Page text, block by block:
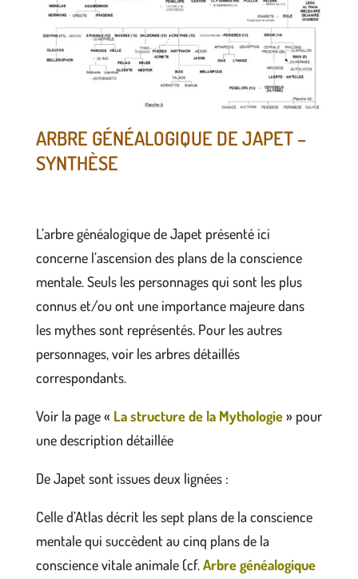
ARBRE GÉNÉALOGIQUE DE JAPET –
SYNTHÈSE
L’arbre généalogique de Japet présenté ici
concerne l’ascension des plans de la conscience
mentale. Seuls les personnages qui sont les plus
connus et/ou ont une importance majeure dans
les mythes sont représentés. Pour les autres
personnages, voir les arbres détaillés
correspondants.
Voir la page « La structure de la Mythologie» pour
une description détaillée
De Japet sont issues deux lignées :
Celle d’Atlas décrit les sept plans de la conscience
mentale qui succèdent au cinq plans de la
conscience vitale animale (cf.Arbre généalogique